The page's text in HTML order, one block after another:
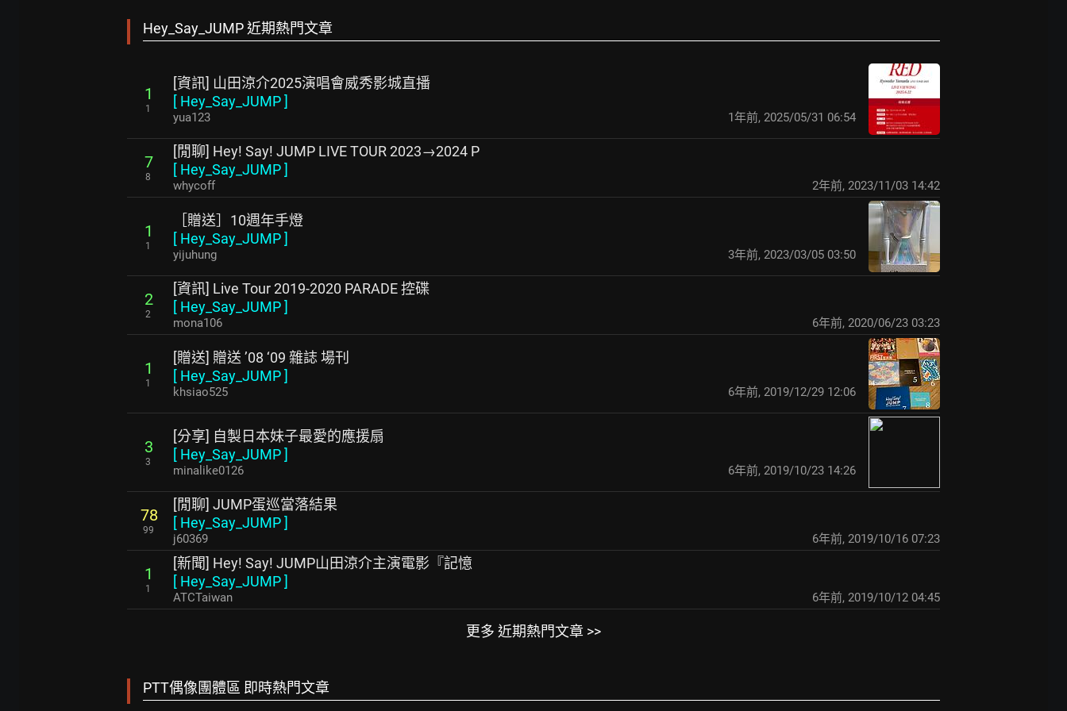
Hey_Say_JUMP 近期熱門文章
1
1
[資訊] 山田涼介2025演唱會威秀影城直播
[ Hey_Say_JUMP]
yua123 1年前, 2025/05/31 06:54
7
8
[閒聊] Hey! Say! JUMP LIVE TOUR 2023→2024 P
[ Hey_Say_JUMP]
whycoff 2年前, 2023/11/03 14:42
1
1
［贈送］10週年手燈
[ Hey_Say_JUMP]
yijuhung 3年前, 2023/03/05 03:50
2
2
[資訊] Live Tour 2019-2020 PARADE 控碟
[ Hey_Say_JUMP]
mona106 6年前, 2020/06/23 03:23
1
1
[贈送] 贈送 ’08 ‘09 雜誌 場刊
[ Hey_Say_JUMP]
khsiao525 6年前, 2019/12/29 12:06
3
3
[分享] 自製日本妹子最愛的應援扇
[ Hey_Say_JUMP]
minalike0126 6年前, 2019/10/23 14:26
78
99
[閒聊] JUMP蛋巡當落結果
[ Hey_Say_JUMP]
j60369 6年前, 2019/10/16 07:23
1
1
[新聞] Hey! Say! JUMP山田涼介主演電影『記憶
[ Hey_Say_JUMP]
ATCTaiwan 6年前, 2019/10/12 04:45
更多 近期熱門文章 >>
PTT偶像團體區 即時熱門文章